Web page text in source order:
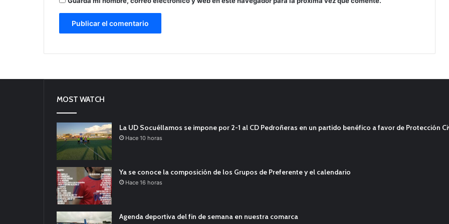
MOST WATCH
La UD Socuéllamos se impone por 2-1 al CD Pedroñeras en un partido benéfico a favor de Protección
Hace 10 horas
Ya se conoce la composición de los Grupos de Preferente y el calendario
Hace 16 horas
Agenda deportiva del fin de semana en nuestra comarca